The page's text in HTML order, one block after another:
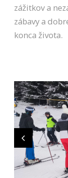
zážitkov a
zábavy a
konca života.